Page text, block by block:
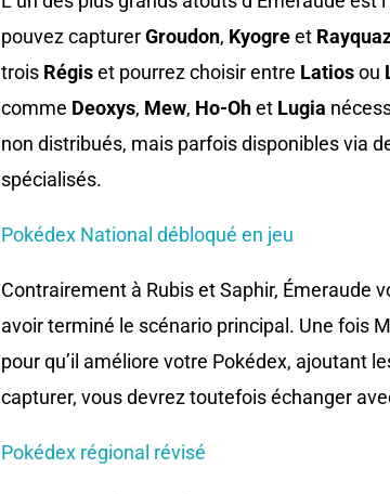
pouvez capturerGroudon, Kyogreet
trois Régiset pourrez choisir entre Latiosou
comme Deoxys, Mew, Ho-Ohet Lugia
non distribués, mais parfois disponibles via
spécialisés.
Pokédex National débloqué en jeu
Contrairement à Rubis et Saphir, Émeraude
avoir terminé le scénario principal. Une fois
pour qu’il améliore votre Pokédex, ajoutant
capturer, vous devrez toutefois échanger
Pokédex régional révisé